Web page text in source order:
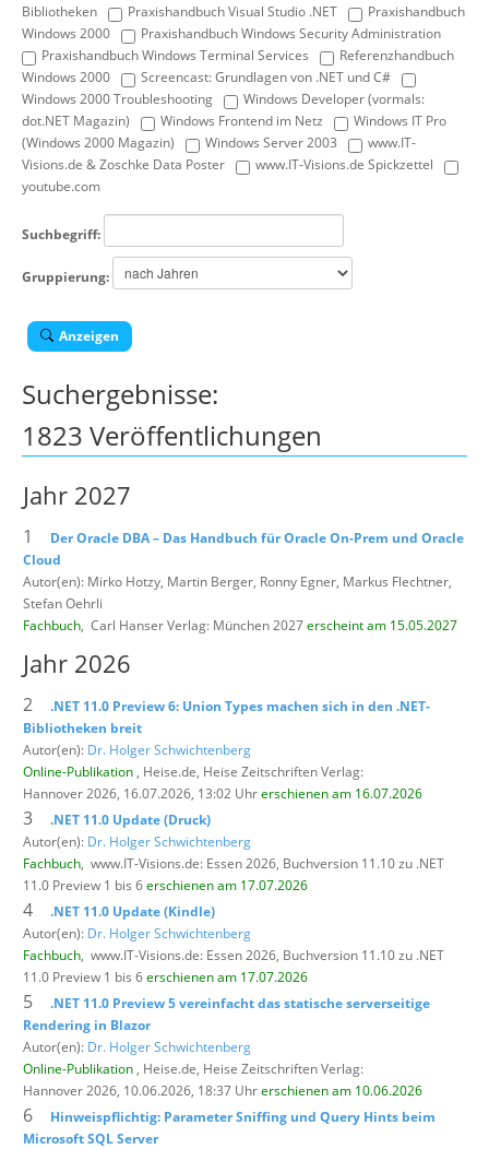
Bibliotheken
Praxishandbuch Visual Studio .NET
Praxishandbuch
Windows 2000
Praxishandbuch Windows Security Administration
Praxishandbuch Windows Terminal Services
Referenzhandbuch
Windows 2000
Screencast: Grundlagen von .NET und C#
Windows 2000 Troubleshooting
Windows Developer (vormals:
dot.NET Magazin)
Windows Frontend im Netz
Windows IT Pro
(Windows 2000 Magazin)
Windows Server 2003
www.IT-
Visions.de & Zoschke Data Poster
www.IT-Visions.de Spickzettel
youtube.com
Suchbegriff:
Gruppierung:
Anzeigen
Suchergebnisse:
1823 Veröffentlichungen
Jahr 2027
1
Der Oracle DBA – Das Handbuch für Oracle On-Prem und Oracle
Cloud
Autor(en): Mirko Hotzy, Martin Berger, Ronny Egner, Markus Flechtner,
Stefan Oehrli
Fachbuch, Carl Hanser Verlag: München 2027erscheint am 15.05.2027
Jahr 2026
2
.NET 11.0 Preview 6: Union Types machen sich in den .NET-
Bibliotheken breit
Autor(en): Dr. Holger Schwichtenberg
Online-Publikation , Heise.de, Heise Zeitschriften Verlag:
Hannover 2026, 16.07.2026, 13:02 Uhrerschienen am 16.07.2026
3
.NET 11.0 Update (Druck)
Autor(en): Dr. Holger Schwichtenberg
Fachbuch, www.IT-Visions.de: Essen 2026, Buchversion 11.10 zu .NET
11.0 Preview 1 bis 6erschienen am 17.07.2026
4
.NET 11.0 Update (Kindle)
Autor(en): Dr. Holger Schwichtenberg
Fachbuch, www.IT-Visions.de: Essen 2026, Buchversion 11.10 zu .NET
11.0 Preview 1 bis 6erschienen am 17.07.2026
5
.NET 11.0 Preview 5 vereinfacht das statische serverseitige
Rendering in Blazor
Autor(en): Dr. Holger Schwichtenberg
Online-Publikation , Heise.de, Heise Zeitschriften Verlag:
Hannover 2026, 10.06.2026, 18:37 Uhrerschienen am 10.06.2026
6
Hinweispflichtig: Parameter Sniffing und Query Hints beim
Microsoft SQL Server